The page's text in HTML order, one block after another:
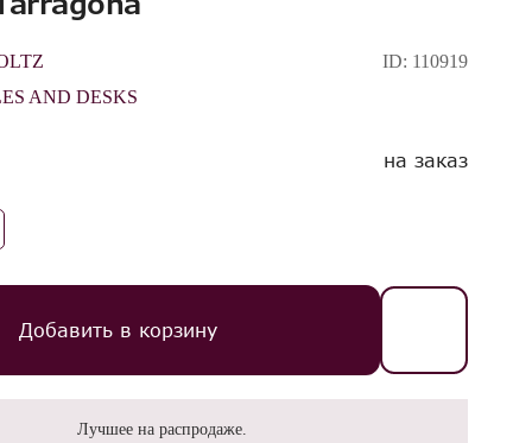
AND DESKS
ID: 110919
на заказ
Добавить в корзину
Лучшее на распродаже.